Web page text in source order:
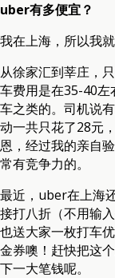
uber有多便宜？
我在上海，所以我就
从徐家汇到莘庄，
车费用是在35-40
车之类的。司机说
动一共只花了28元
恩，经过我的亲自
常有竞争力的。
最近，uber在上海
接打八折（不用输
也送大家一枚打车优
金券噢！赶快把这
下一大笔钱呢。